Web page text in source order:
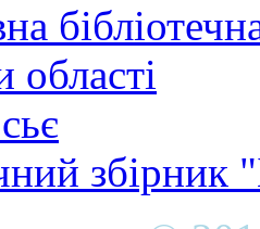
області